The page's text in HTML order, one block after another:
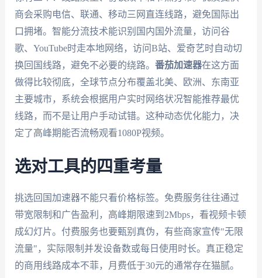
商会采购电信、联通、移动三网直连线路，避免国际出
口拥堵。智能分流技术能识别国内国外流量，访问谷
歌、YouTube时走本地网络，访问B站、爱奇艺时自动切
换回国线路，避免不必要的绕路。 番茄加速器在这方面
做得比较彻底，全球节点分布覆盖北美、欧洲、东南亚
主要城市，系统会根据用户实时网络状况智能推荐最优
线路，而不是让用户手动试错。这种动态优化能力，决
定了高峰期能否流畅观看1080P视频。
选对工具的四重考量
挑选回国加速器不能只看价格标签。免费服务往往通过
带宽限制和广告盈利，高峰期限速到2Mbps，看视频卡顿
成幻灯片。付费服务也要甄别真伪，有些商家宣传"无限
流量"，实际限制并发设备数或每日使用时长。真正稳定
的商用线路成本不菲，月费低于30元的通常存在猫腻。